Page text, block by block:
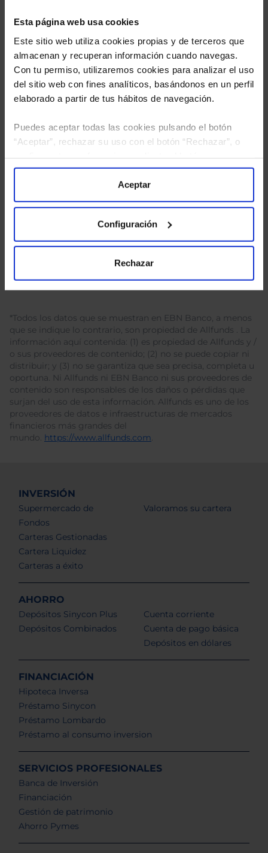
Esta página web usa cookies
Este sitio web utiliza cookies propias y de terceros que
almacenan y recuperan información cuando navegas.
Con tu permiso, utilizaremos cookies para analizar el uso
del sitio web con fines analíticos, basándonos en un perfil
elaborado a partir de tus hábitos de navegación.
Puedes aceptar todas las cookies pulsando el botón
“Aceptar”, rechazar su uso con el botón “Rechazar”, o
“Configuración”. Consulta nuestraPolítica
para más información.
Aceptar
Configuración
Rechazar
He leído
*Todos los datos que se muestran en EBN Banco, a menos
que se indique lo contrario, son propiedad de Allfunds . La
información aquí contenida: (1) es propiedad de Allfunds y /
o sus proveedores de contenido; (2) no se puede copiar ni
distribuir; y (3) no se garantiza que sea precisa, completa u
oportuna. Ni Allfunds ni EBN Banco ni sus proveedores de
contenido son responsables de los daños o pérdidas que
surjan del uso de esta información. Allfunds es uno de los
proveedores de datos e infraestructuras de mercados
financieros más grandes del
mundo. https://www.allfunds.com.
INVERSIÓN
Supermercado de
Fondos
Carteras Gestionadas
Cartera Liquidez
Carteras a éxito
Valoramos su cartera
AHORRO
Depósitos Sinycon Plus
Depósitos Combinados
Cuenta corriente
Cuenta de pago básica
Depósitos en dólares
FINANCIACIÓN
Hipoteca Inversa
Préstamo Sinycon
Préstamo Lombardo
Préstamo al consumo inversion
SERVICIOS PROFESIONALES
Banca de Inversión
Financiación
Gestión de patrimonio
Ahorro Pymes